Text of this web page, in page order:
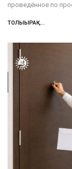
проведённое по
ТОЛЫҒЫРАҚ...